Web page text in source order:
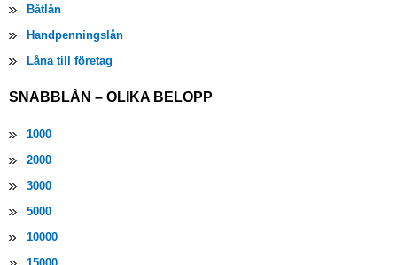
Båtlån
Handpenningslån
Låna till företag
SNABBLÅN – OLIKA BELOPP
1000
2000
3000
5000
10000